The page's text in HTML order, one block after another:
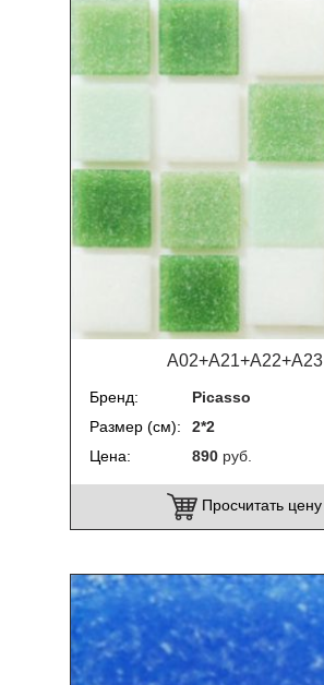
A02+A21+A22+A23
Бренд
Picasso
Размер (см)
2*2
Цена
890 руб.
Просчитать цену